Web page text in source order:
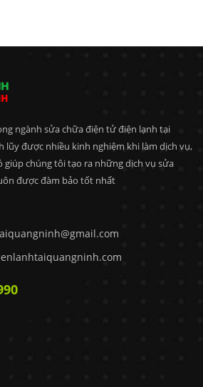
ngành sửa chữa điện tử điện lạnh tại
lũy được nhiều kinh nghiệm khi làm dịch vụ,
chúng tôi tạo ra những dịch vụ sửa
được đàm bảo tốt nhất